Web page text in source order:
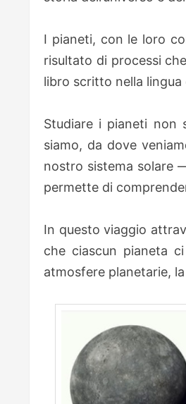
I pianeti, con le loro
risultato di processi
libro scritto nella lingua
Studiare i pianeti non
siamo, da dove
nostro sistema solare
permette di
In questo viaggio
che ciascun pianeta
atmosfere planetarie,